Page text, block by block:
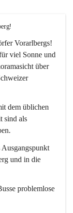
Vorarlbergs!
viel Sonne und
über
dem üblichen
sind als
und in die
problemlose